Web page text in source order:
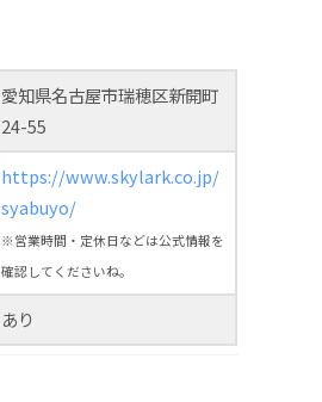
愛知県名古屋市瑞穂区新開町
24-55
https://www.skylark.co.jp/
syabuyo/
※営業時間・定休日などは公式情報を
確認してくださいね。
あり